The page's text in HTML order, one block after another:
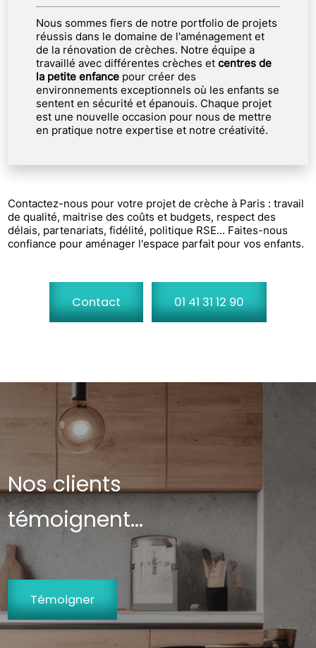
Nous sommes fiers de notre portfolio de projets
réussis dans le domaine de l'aménagement et
de la rénovation de crèches. Notre équipe a
travaillé avec différentes crèches etcentres de
la petite enfance pour créer des
environnements exceptionnels où les enfants se
sentent en sécurité et épanouis. Chaque projet
est une nouvelle occasion pour nous de mettre
en pratique notre expertise et notre créativité.
Contactez-nous pour votre projet de crèche à Paris : travail
de qualité, maitrise des coûts et budgets, respect des
délais, partenariats, fidélité, politique RSE... Faites-nous
confiance pour aménager l'espace parfait pour vos enfants.
Contact 01 41 31 12 90
Nos clients
témoignent...
Témoigner